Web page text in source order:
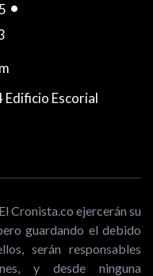
-
Edificio Escorial
Cronista.co ejercerán su
guardando el debido
serán responsables
y desde ninguna